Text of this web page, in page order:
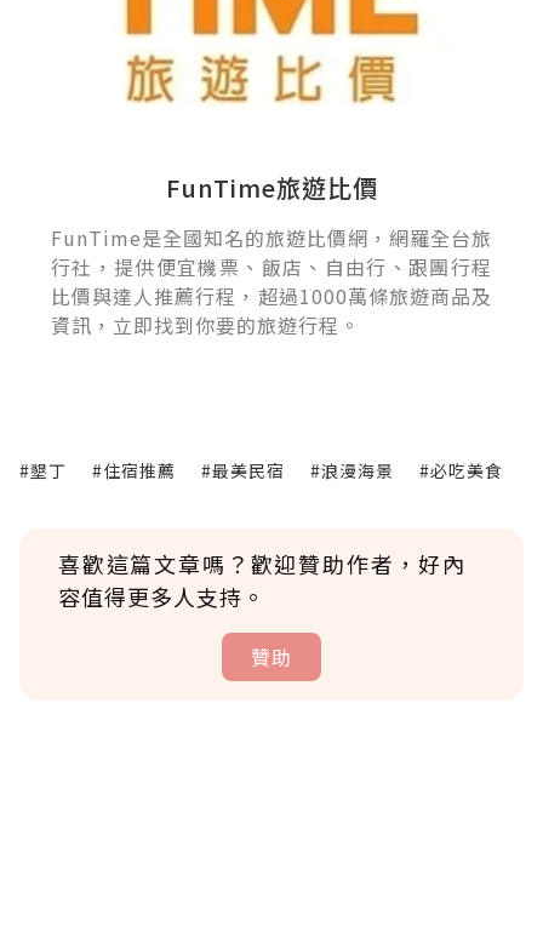
FunTime旅遊比價
FunTime是全國知名的旅遊比價網，網羅全台旅
行社，提供便宜機票、飯店、自由行、跟團行程
比價與達人推薦行程，超過1000萬條旅遊商品及
資訊，立即找到你要的旅遊行程。
#墾丁 #住宿推薦 #最美民宿 #浪漫海景 #必吃美食
喜歡這篇文章嗎？歡迎贊助作者，好內
容值得更多人支持。
贊助